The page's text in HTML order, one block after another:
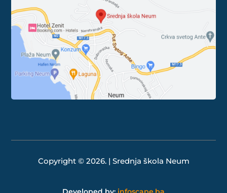
Copyright © 2026. | Srednja škola Neum